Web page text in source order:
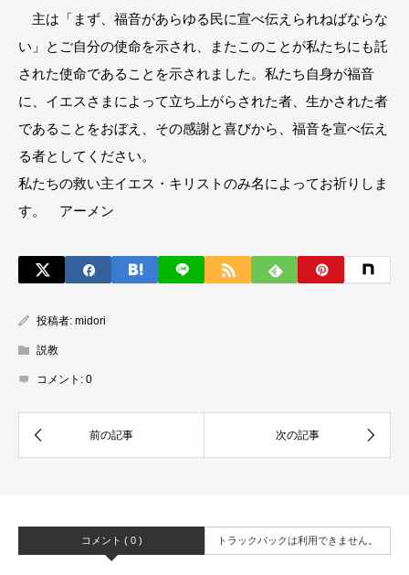
主は「まず、福音があらゆる民に宣べ伝えられねばならな
い」とご自分の使命を示され、またこのことが私たちにも託
された使命であることを示されました。私たち自身が福音
に、イエスさまによって立ち上がらされた者、生かされた者
であることをおぼえ、その感謝と喜びから、福音を宣べ伝え
る者としてください。
私たちの救い主イエス・キリストのみ名によってお祈りしま
す。 アーメン
投稿者: midori
説教
コメント: 0
コメント ( 0 ) トラックバックは利用できません。